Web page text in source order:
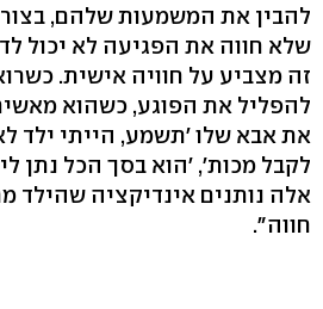
להבין את המשמעות שלהם,
שלא חווה את הפגיעה לא יכול
זה מצביע על חוויה אישית.
להפליל את הפוגע, כשהוא
את אבא שלו 'תשמע, הייתי ילד
לקבל מכות', 'הוא בסך הכל נתן
אלה נותנים אינדיקציה שהילד
חווה".